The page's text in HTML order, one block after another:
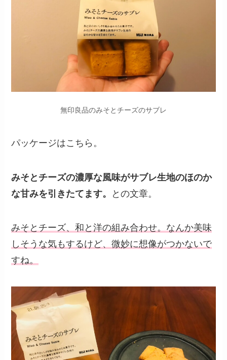
無印良品のみそとチーズのサブレ
パッケージはこちら。
みそとチーズの濃厚な風味がサブレ生地のほのか
な甘みを引きたてます。
との文章。
みそとチーズ、和と洋の組み合わせ。なんか美味
しそうな気もするけど、微妙に想像がつかないで
すね。